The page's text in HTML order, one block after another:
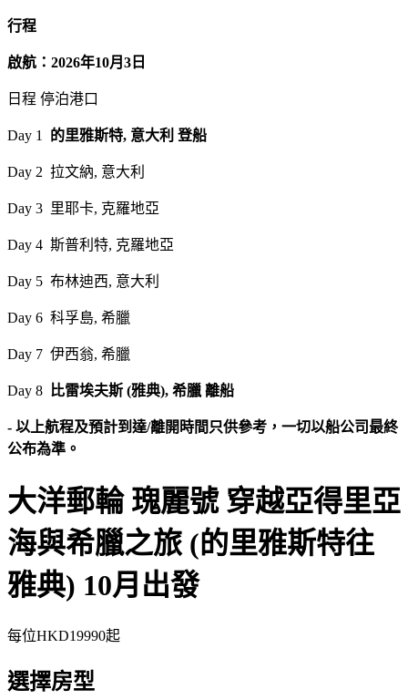
行程
啟航：2026年10月3日
日程 停泊港口
Day 1 的里雅斯特, 意大利 登船
Day 2 拉文納, 意大利
Day 3 里耶卡, 克羅地亞
Day 4 斯普利特, 克羅地亞
Day 5 布林迪西, 意大利
Day 6 科孚島, 希臘
Day 7 伊西翁, 希臘
Day 8 比雷埃夫斯 (雅典), 希臘 離船
- 以上航程及預計到達/離開時間只供參考，一切以船公司最終
公布為準。
大洋郵輪 瑰麗號 穿越亞得里亞
海與希臘之旅 (的里雅斯特往
雅典) 10月出發
每位HKD19990起
選擇房型